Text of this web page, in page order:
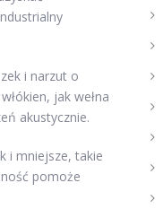
i narzut o
jak wełna
akustycznie.
i mniejsze, takie
pomoże